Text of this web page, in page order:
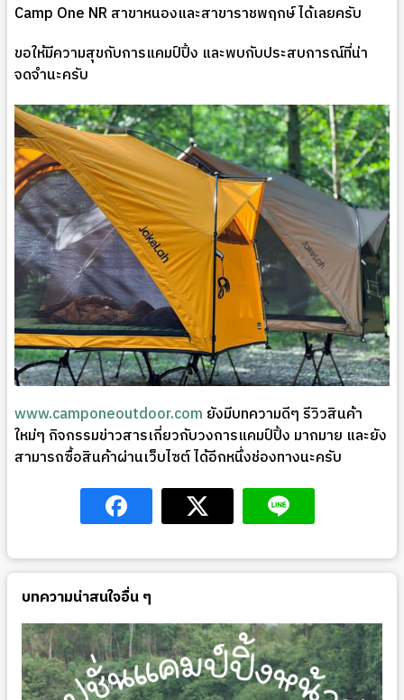
Camp One NR สาขาหนองและสาขาราชพฤกษ์ ได้เลยครับ
ขอให้มีความสุขกับการแคมป์ปิ้ง และพบกับประสบการณ์ที่น่า
จดจำนะครับ
www.camponeoutdoor.com ยังมีบทความดีๆ รีวิวสินค้า
ใหม่ๆ กิจกรรมข่าวสารเกี่ยวกับวงการแคมป์ปิ้ง มากมาย และยัง
สามารถซื้อสินค้าผ่านเว็บไซต์ ได้อีกหนึ่งช่องทางนะครับ
บทความน่าสนใจอื่น ๆ